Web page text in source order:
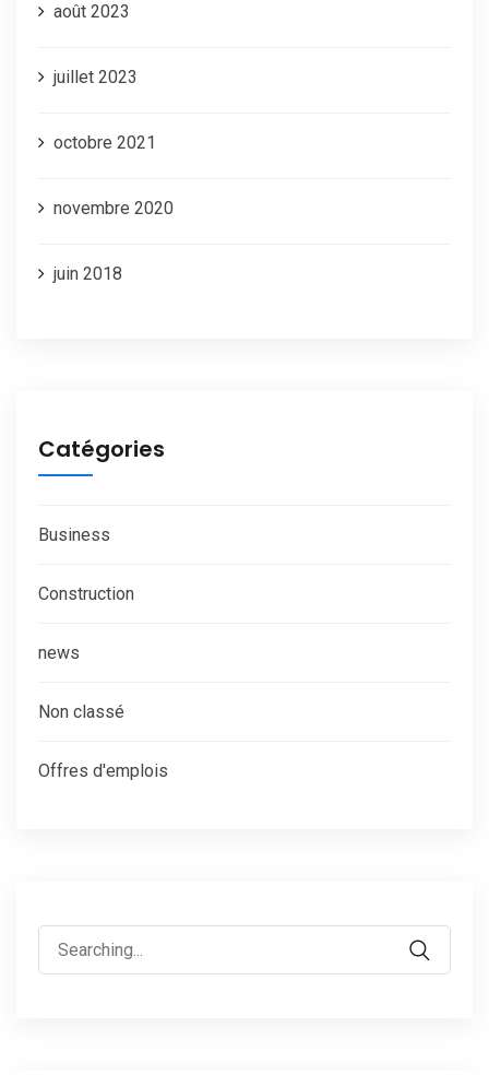
août 2023
juillet 2023
octobre 2021
novembre 2020
juin 2018
Catégories
Business
Construction
news
Non classé
Offres d'emplois
Search
for: